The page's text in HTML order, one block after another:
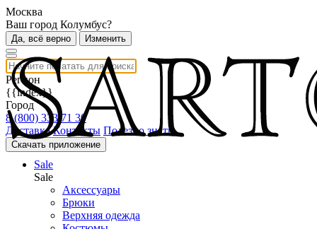
Москва
Ваш город Колумбус?
Да, всё верно Изменить
Регион
{{index}}
Город
8 (800) 333 71 30
Доставка Контакты Полезно знать
Скачать приложение
Sale
Sale
Аксессуары
Брюки
Верхняя одежда